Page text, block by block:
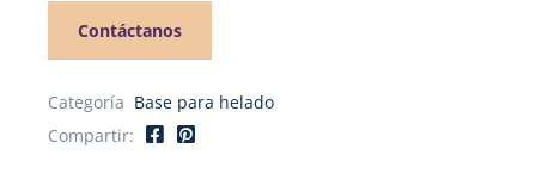
Contáctanos
Categoría Base para helado
Compartir: